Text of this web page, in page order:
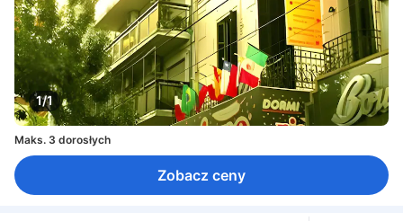
1/1
Maks. 3 dorosłych
Zobacz ceny